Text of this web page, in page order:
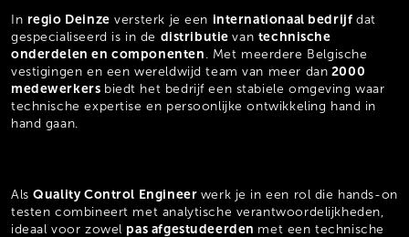
In regio Deinze versterk je een internationaal bedrijf dat
gespecialiseerd is in de distributievan technische
onderdelen en componenten
. Met meerdere Belgische
vestigingen en een wereldwijd team van meer dan 2000
medewerkers biedt het bedrijf een stabiele omgeving waar
technische expertise en persoonlijke ontwikkeling hand in
hand gaan.
AlsQuality Control Engineer werk je in een rol die hands-on
testen combineert met analytische verantwoordelijkheden,
ideaal voor zowel pas afgestudeerden met een technische